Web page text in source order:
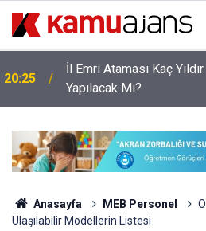
20:25
İl Emri Ataması Kaç
Yapılacak Mı?
Anasayfa MEB Personel
Ulaşılabilir Modellerin Listesi